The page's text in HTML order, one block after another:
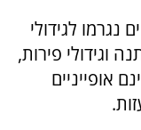
נגרמו לגידולי
וגידולי פירות,
אופייניים